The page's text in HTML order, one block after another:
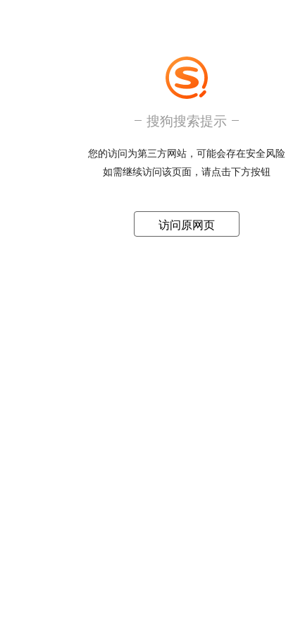
搜狗搜索提示
您的访问为第三方网站，可能会存在安全风险
如需继续访问该页面，请点击下方按钮
访问原网页